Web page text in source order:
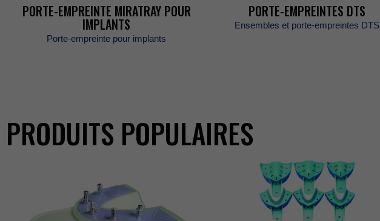
CARRIÈRES
POLITIQUES
COMMERCIALES
PORTE-EMPREINTEMIRATRAYPOUR
IMPLANTS
Porte-empreintepourimplants
PORTE-EMPREINTESDTS
Ensemblesetporte-empreintesDTS
PRODUITSPOPULAIRES